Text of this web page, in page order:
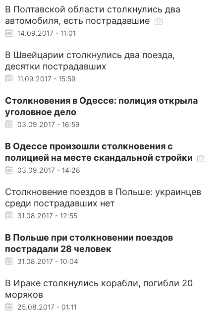
В Полтавской области столкнулись два
автомобиля, есть пострадавшие
14.09.2017 - 11:01
В Швейцарии столкнулись два поезда,
десятки пострадавших
11.09.2017 - 15:59
Столкновения в Одессе: полиция открыла
уголовное дело
03.09.2017 - 16:59
В Одессе произошли столкновения с
полицией на месте скандальной стройки
03.09.2017 - 14:28
Столкновение поездов в Польше: украинцев
среди пострадавших нет
31.08.2017 - 12:55
В Польше при столкновении поездов
пострадали 28 человек
31.08.2017 - 10:04
В Ираке столкнулись корабли, погибли 20
моряков
25.08.2017 - 01:11